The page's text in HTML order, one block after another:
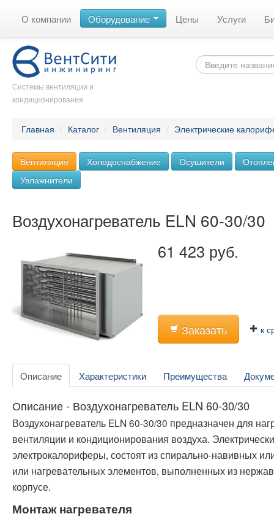
О компании Оборудование Цены Услуги
Системы вентиляции и
кондиционирования
Главная / Каталог / Вентиляция / Электрические
Вентиляция Холодоснабжение Осушители
Увлажнители
Воздухонагреватель ELN 60-30/30
61 423 руб.
Заказать к
Описание Характеристики Преимущества
Описание - Воздухонагреватель ELN 60-30/30
Воздухонагреватель ELN 60-30/30 предназначен для
вентиляции и кондиционирования воздуха.
электрокалориферы, состоят из спирально-навивных
или нагревательных элементов, выполненных из
корпусе.
Монтаж нагревателя